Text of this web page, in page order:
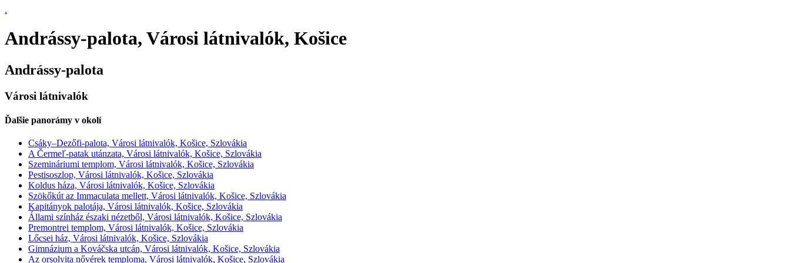
.
Andrássy-palota, Városi látnivalók, Košice
Andrássy-palota
Városi látnivalók
Ďalšie panorámy v okolí
Csáky–Dezőfi-palota, Városi látnivalók, Košice, Szlovákia
A Čermeľ-patak utánzata, Városi látnivalók, Košice, Szlovákia
Szemináriumi templom, Városi látnivalók, Košice, Szlovákia
Pestisoszlop, Városi látnivalók, Košice, Szlovákia
Koldus háza, Városi látnivalók, Košice, Szlovákia
Szökőkút az Immaculata mellett, Városi látnivalók, Košice, Szlovákia
Kapitányok palotája, Városi látnivalók, Košice, Szlovákia
Állami színház északi nézetből, Városi látnivalók, Košice, Szlovákia
Premontrei templom, Városi látnivalók, Košice, Szlovákia
Lőcsei ház, Városi látnivalók, Košice, Szlovákia
Gimnázium a Kováčska utcán, Városi látnivalók, Košice, Szlovákia
Az orsolyita nővérek temploma, Városi látnivalók, Košice, Szlovákia